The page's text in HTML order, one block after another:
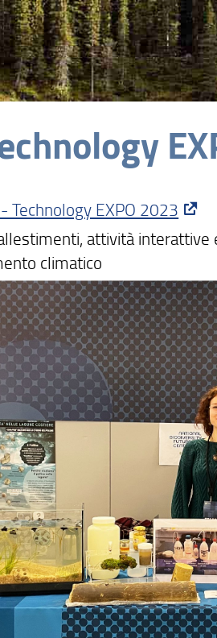
Technology EXPO 2023
attività
climatico